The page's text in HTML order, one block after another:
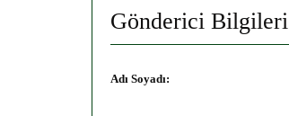
Gönderici Bilgileri
Adı Soyadı: